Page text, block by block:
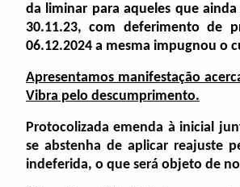
da liminar para aqueles que
30.11.23, com deferimento de
06.12.2024 a mesma impugnou o
Apresentamos manifestação
Vibra pelo descumprimento.
Protocolizada emenda à inicial
se abstenha de aplicar reajuste
indeferida, o que será objeto de